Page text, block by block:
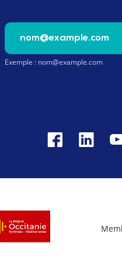
Saisissez votre e-mail
Exemple : nom@example.com